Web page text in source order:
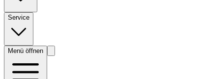
Service
Menü öffnen